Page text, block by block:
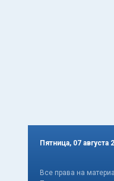
Пятница, 07 августа
Все права на